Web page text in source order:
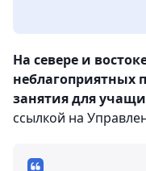
На севере и
неблагоприятных
занятия для
ссылкой на